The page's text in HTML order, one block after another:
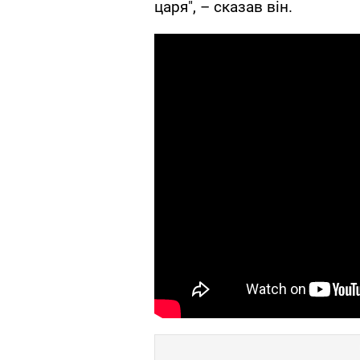
царя", – сказав він.